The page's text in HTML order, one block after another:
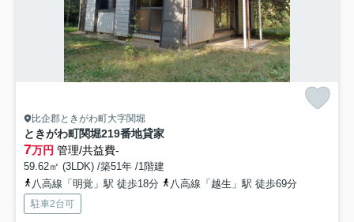
比企郡ときがわ町大字関堀
ときがわ町関堀219番地貸家
7万円 管理/共益費-
59.62㎡ (3LDK) /築51年 /1階建
八高線「明覚」駅 徒歩18分
八高線「越生」駅 徒歩69分
駐車2台可